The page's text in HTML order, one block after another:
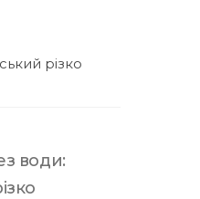
різко
води: